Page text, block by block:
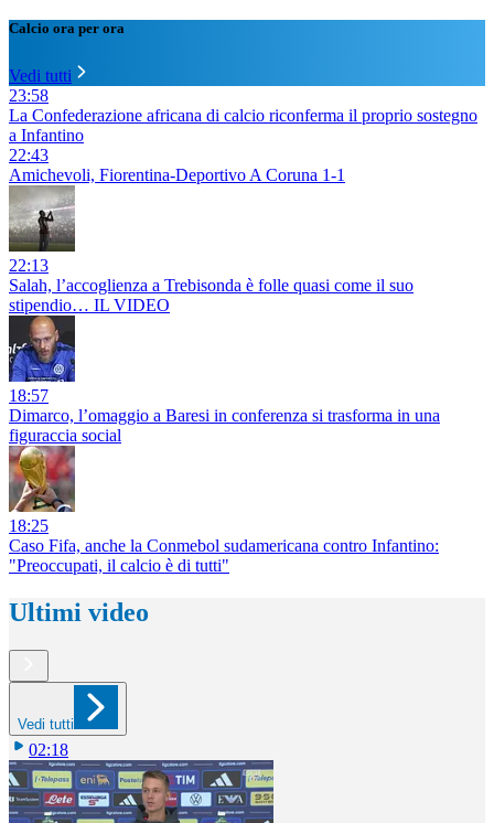
Calcio ora per ora
Vedi tutti
23:58
La Confederazione africana di calcio riconferma il proprio sostegno
a Infantino
22:43
Amichevoli, Fiorentina-Deportivo A Coruna 1-1
22:13
Salah, l’accoglienza a Trebisonda è folle quasi come il suo
stipendio… IL VIDEO
18:57
Dimarco, l’omaggio a Baresi in conferenza si trasforma in una
figuraccia social
18:25
Caso Fifa, anche la Conmebol sudamericana contro Infantino:
"Preoccupati, il calcio è di tutti"
Ultimi video
Vedi tutti
02:18